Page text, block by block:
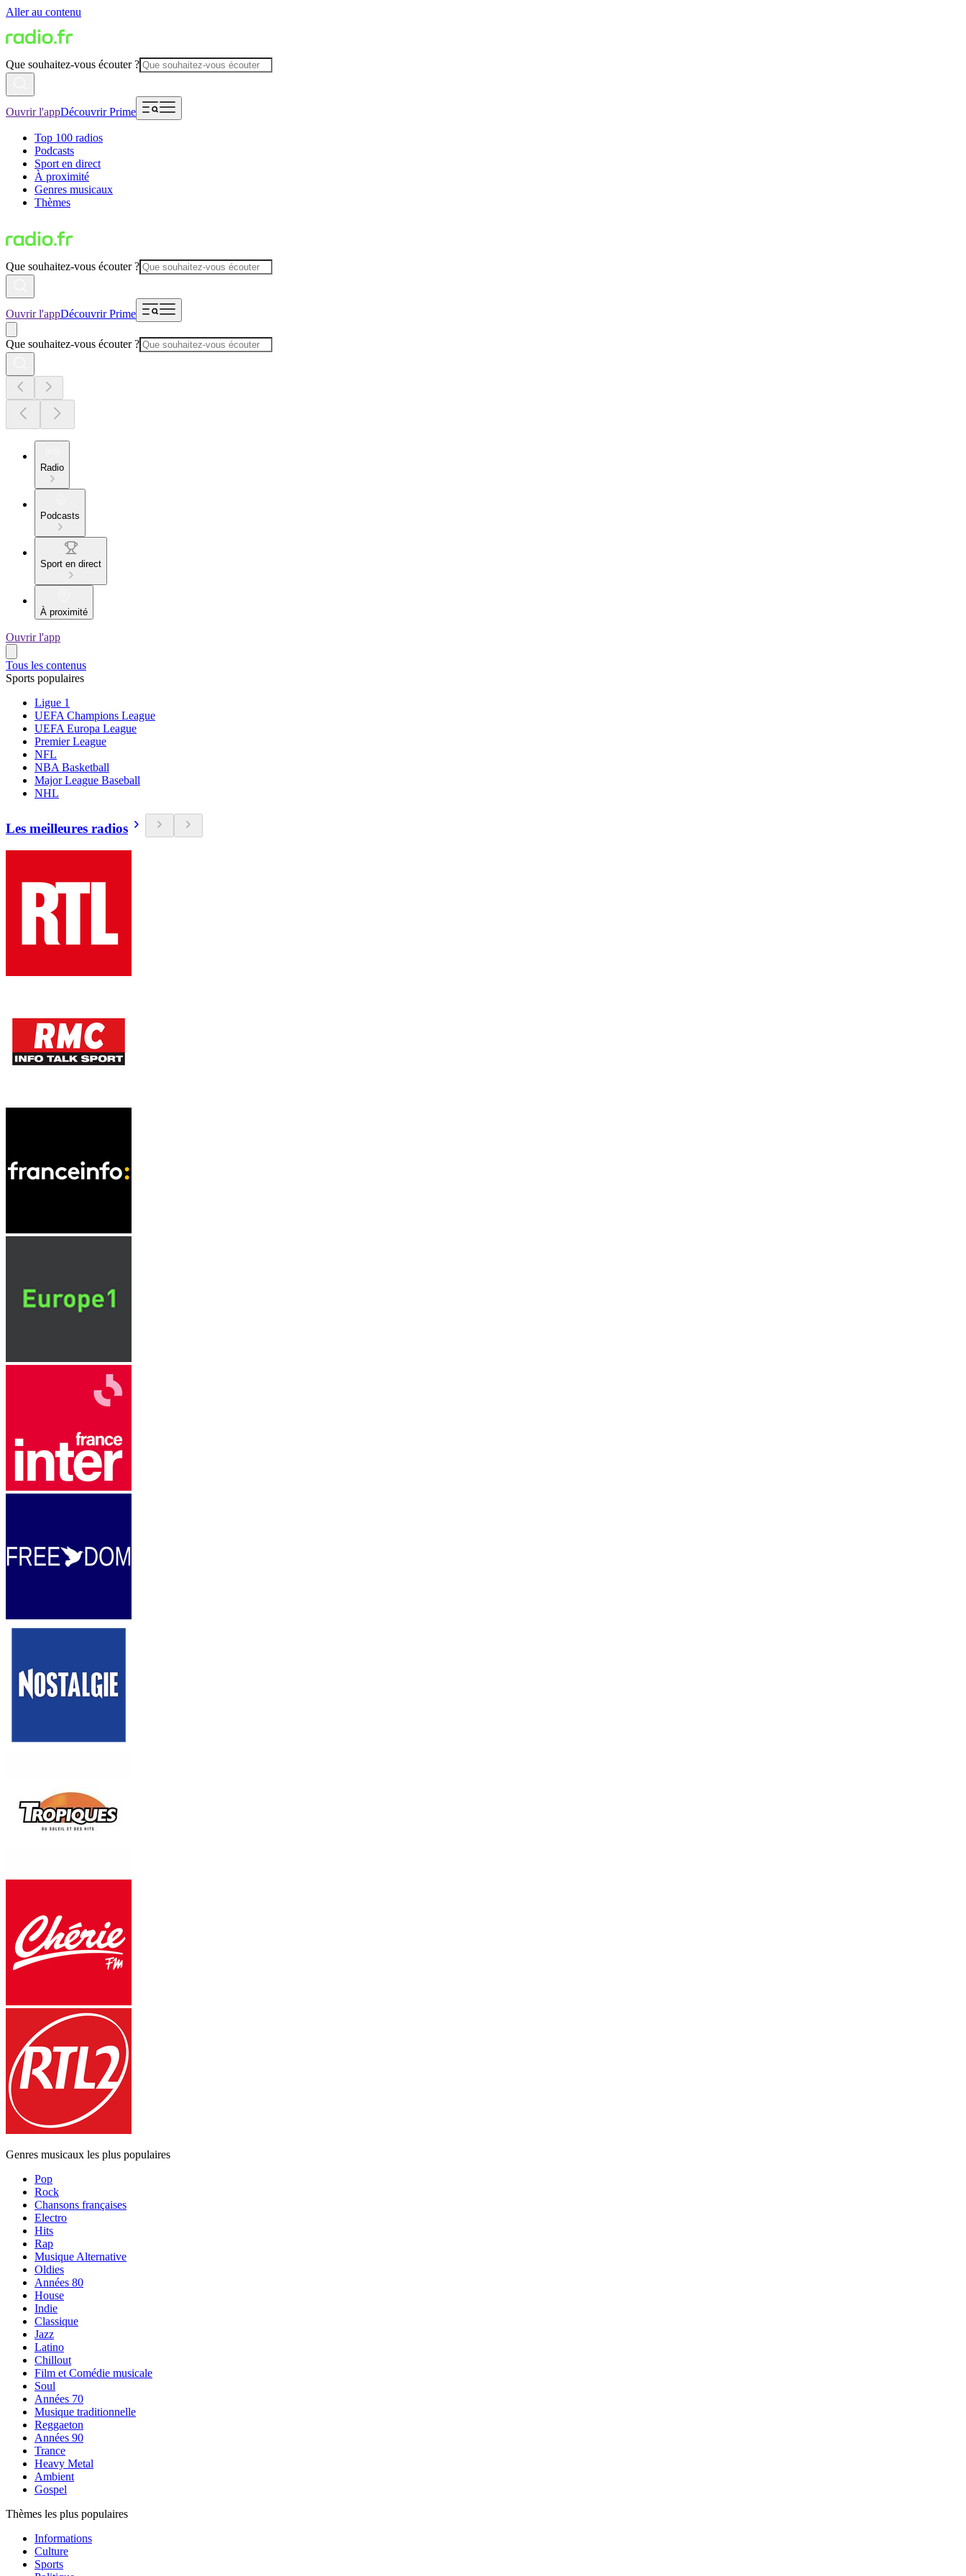
Aller au contenu
Que souhaitez-vous écouter ?
Ouvrir l'appDécouvrir Prime
Top 100 radios
Podcasts
Sport en direct
À proximité
Genres musicaux
Thèmes
Que souhaitez-vous écouter ?
Ouvrir l'appDécouvrir Prime
Que souhaitez-vous écouter ?
Radio
Podcasts
Sport en direct
À proximité
Ouvrir l'app
Tous les contenus
Sports populaires
Ligue 1
UEFA Champions League
UEFA Europa League
Premier League
NFL
NBA Basketball
Major League Baseball
NHL
Les meilleures radios
Genres musicaux les plus populaires
Pop
Rock
Chansons françaises
Electro
Hits
Rap
Musique Alternative
Oldies
Années 80
House
Indie
Classique
Jazz
Latino
Chillout
Film et Comédie musicale
Soul
Années 70
Musique traditionnelle
Reggaeton
Années 90
Trance
Heavy Metal
Ambient
Gospel
Thèmes les plus populaires
Informations
Culture
Sports